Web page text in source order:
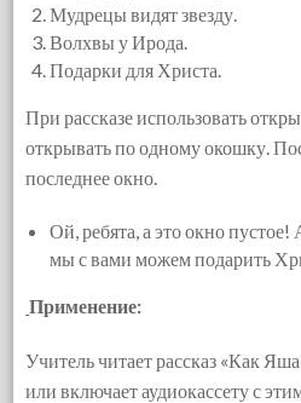
Мудрецы видят звезду.
Волхвы у Ирода.
Подарки для Христа.
При рассказе использовать
открывать по одному окошку.
последнее окно.
Ой, ребята, а это окно
мы с вами можем подарить
Применение:
Учитель читает рассказ «Как
или включает аудиокассету с